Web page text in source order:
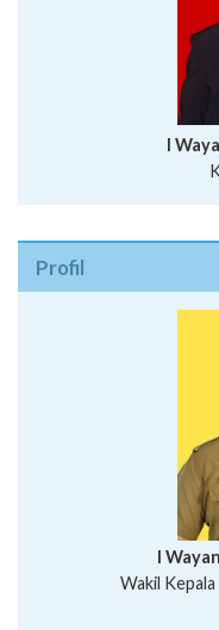
I
Profil
I
Wakil
I Wayan
Ni